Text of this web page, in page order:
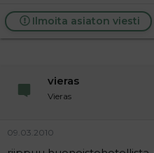
Ilmoita asiaton viesti
vieras
Vieras
09.03.2010